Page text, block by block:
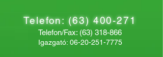
Telefon:(63) 400-271
Telefon/Fax: (63) 318-866
Igazgató: 06-20-251-7775